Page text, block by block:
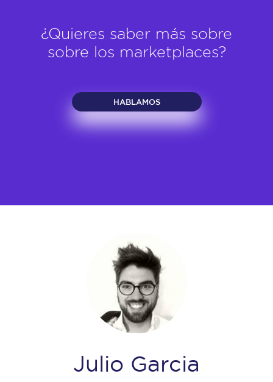
¿Quieres saber más sobre
sobre los marketplaces?
HABLAMOS
Julio Garcia